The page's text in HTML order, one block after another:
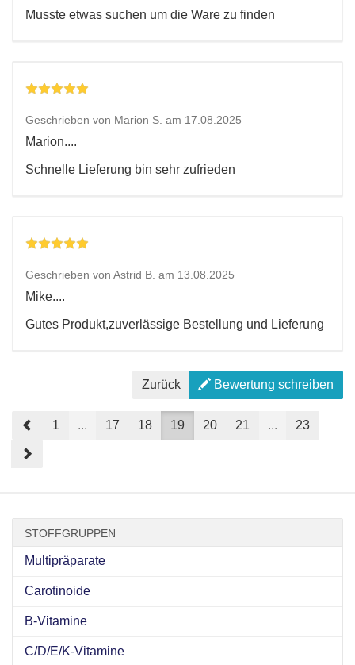
Musste etwas suchen um die Ware zu finden
Geschrieben von Marion S. am 17.08.2025
Marion....
Schnelle Lieferung bin sehr zufrieden
Geschrieben von Astrid B. am 13.08.2025
Mike....
Gutes Produkt,zuverlässige Bestellung und Lieferung
Zurück Bewertung schreiben
Prev1 ... 17 18 19 20 21 ... 23
STOFFGRUPPEN
Multipräparate
Carotinoide
B-Vitamine
C/D/E/K-Vitamine